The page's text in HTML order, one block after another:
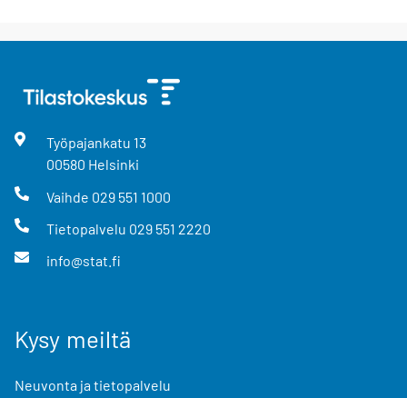
Työpajankatu 13
00580 Helsinki
Vaihde 029 551 1000
Tietopalvelu 029 551 2220
info@stat.fi
Kysy meiltä
Neuvonta ja tietopalvelu